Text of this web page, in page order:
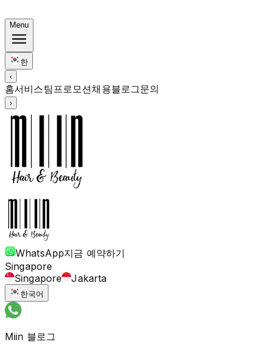
Menu
한
‹
홈서비스팀프로모션채용블로그문의
›
WhatsApp지금 예약하기
Singapore
Singapore
Jakarta
한국어
Miin 블로그